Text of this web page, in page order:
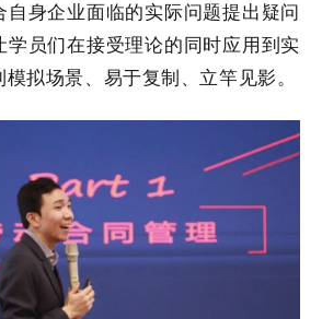
自身企业面临的实际问题提出疑问
学员们在接受理论的同时应用到实
拟场景、易于复制、立竿见影。